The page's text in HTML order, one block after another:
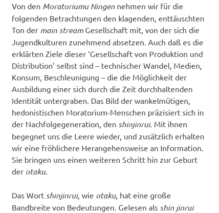
Von den Moratoriumu Ningen nehmen wir für die
folgenden Betrachtungen den klagenden, enttäuschten
Ton der main streamGesellschaft mit, von der sich die
Jugendkulturen zunehmend absetzen. Auch daß es die
erklärten Ziele dieser ‘Gesellschaft von Produktion und
Distribution’ selbst sind – technischer Wandel, Medien,
Konsum, Beschleunigung – die die Möglichkeit der
Ausbildung einer sich durch die Zeit durchhaltenden
Identität untergraben. Das Bild der wankelmütigen,
hedonistischen Moratorium-Menschen präzisiert sich in
der Nachfolgegeneration, den shinjinrui. Mit ihnen
begegnet uns die Leere wieder, und zusätzlich erhalten
wir eine fröhlichere Herangehensweise an Information.
Sie bringen uns einen weiteren Schritt hin zur Geburt
der otaku.
Das Wort shinjinrui, wie otaku, hat eine große
Bandbreite von Bedeutungen. Gelesen als shin jinrui